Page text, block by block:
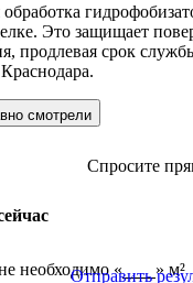
обработка
Это защищает
продлевая срок
смотрели
Спросите
Мне необходимо « » м²
Отправить